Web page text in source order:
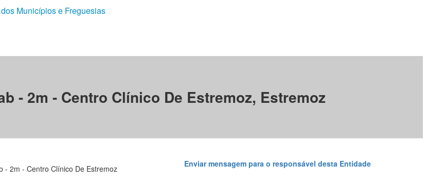
Municípios e Freguesias
- 2m - Centro Clínico De Estremoz, Estremoz
- 2m - Centro Clínico De Estremoz Enviar mensagem para o responsável desta Entidade